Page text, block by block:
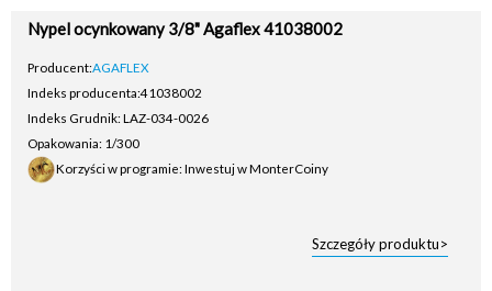
Nypel ocynkowany 3/8" Agaflex 41038002
Producent:AGAFLEX
Indeks producenta:41038002
Indeks Grudnik: LAZ-034-0026
Opakowania: 1/300
Korzyści w programie: Inwestuj w MonterCoiny
Szczegóły produktu>